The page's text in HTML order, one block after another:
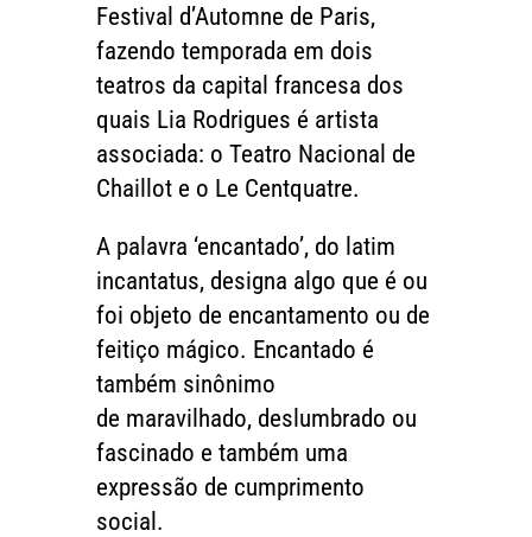
Festival d’Automne de Paris,
fazendo temporada em dois
teatros da capital francesa dos
quais Lia Rodrigues é artista
associada: o Teatro Nacional de
Chaillot e o Le Centquatre.
A palavra ‘encantado’, do latim
incantatus, designa algo que é ou
foi objeto de encantamento ou de
feitiço mágico. Encantado é
também sinônimo
de maravilhado, deslumbrado ou
fascinado e também uma
expressão de cumprimento
social.